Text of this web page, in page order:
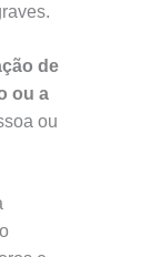
de
ou a
ou